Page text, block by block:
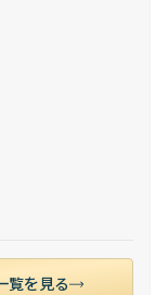
覧を見る